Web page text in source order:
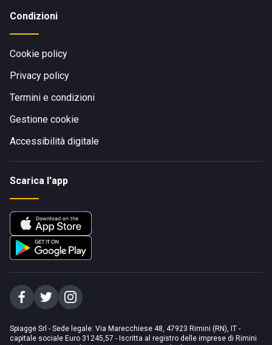
Condizioni
Cookie policy
Privacy policy
Termini e condizioni
Gestione cookie
Accessibilità digitale
Scarica l'app
Spiagge Srl - Sede legale: Via Marecchiese 48, 47923 Rimini (RN), IT -
capitale sociale Euro 31245,57 - Iscritta al registro delle imprese di Rimini